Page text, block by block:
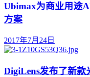
Ubimax为商业用途
方案
2017年7月24日
DigiLens发布了新款